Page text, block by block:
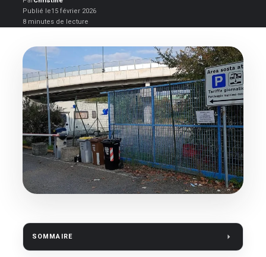
Publié le15 février 2026
8 minutes de lecture
SOMMAIRE